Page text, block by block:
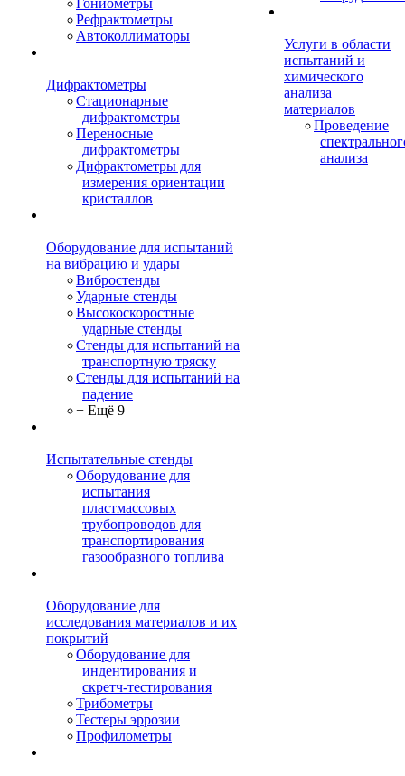
Гониометры
Рефрактометры
Автоколлиматоры
Дифрактометры
Стационарные
дифрактометры
Переносные
дифрактометры
Дифрактометры для
измерения ориентации
кристаллов
Оборудование для испытаний
на вибрацию и удары
Вибростенды
Ударные стенды
Высокоскоростные
ударные стенды
Стенды для испытаний на
транспортную тряску
Стенды для испытаний на
падение
+ Ещё 9
Испытательные стенды
Оборудование для
испытания
пластмассовых
трубопроводов для
транспортирования
газообразного топлива
Оборудование для
исследования материалов и их
покрытий
Оборудование для
индентирования и
скретч-тестирования
Трибометры
Тестеры эррозии
Профилометры
Услуги в области
испытаний и
химического
анализа
материалов
Проведение
анализа